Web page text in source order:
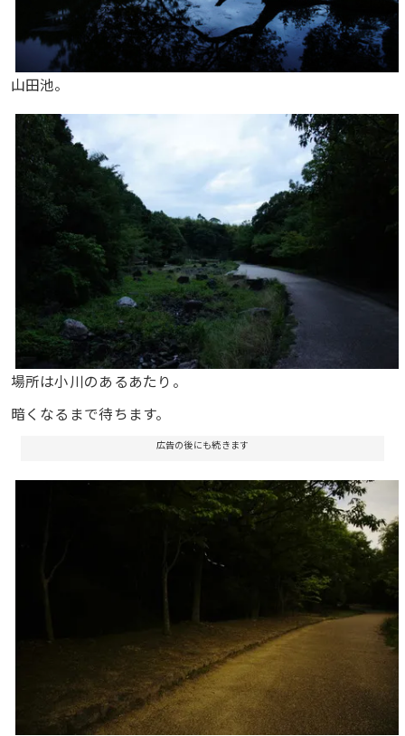
山田池。
場所は小川のあるあたり。
暗くなるまで待ちます。
広告の後にも続きます